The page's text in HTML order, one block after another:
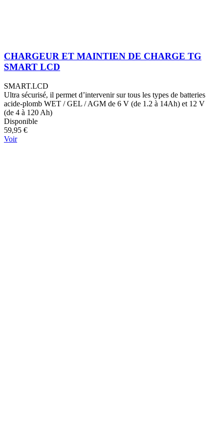
CHARGEUR ET MAINTIEN DE CHARGE TG
SMART LCD
SMART.LCD
Ultra sécurisé, il permet d’intervenir sur tous les types de batteries
acide-plomb WET / GEL / AGM de 6 V (de 1.2 à 14Ah) et 12 V
(de 4 à 120 Ah)
Disponible
59,95 €
Voir